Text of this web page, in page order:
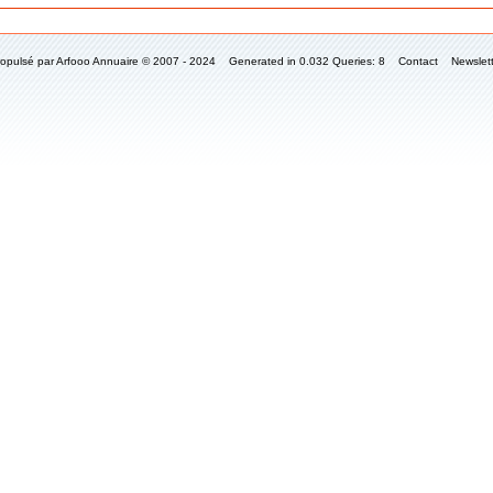
parArfooo Annuaire © 2007 - 2024 Generated in 0.032 Queries: 8 Contact